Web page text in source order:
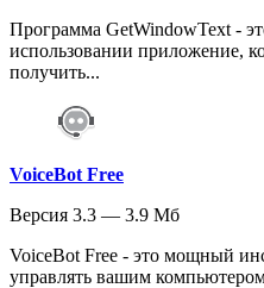
Программа GetWindowText -
использовании приложение,
получить...
VoiceBot Free
Версия 3.3 — 3.9 Мб
VoiceBot Free - это мощный
управлять вашим